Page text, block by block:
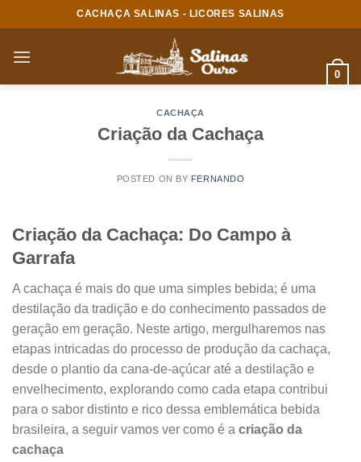
CACHAÇA SALINAS - LICORES SALINAS
0
CACHAÇA
Criação da Cachaça
POSTED ON BY FERNANDO
Criação da Cachaça: Do Campo à
Garrafa
A cachaça é mais do que uma simples bebida; é uma
destilação da tradição e do conhecimento passados de
geração em geração. Neste artigo, mergulharemos nas
etapas intricadas do processo de produção da cachaça,
desde o plantio da cana-de-açúcar até a destilação e
envelhecimento, explorando como cada etapa contribui
para o sabor distinto e rico dessa emblemática bebida
brasileira, a seguir vamos ver como é a criação da
cachaça